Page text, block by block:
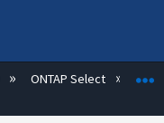
ONTAP Select